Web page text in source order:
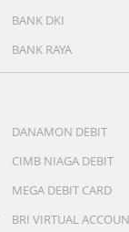
BANK DKI
BANK RAYA
DANAMON DEBIT
CIMB NIAGA DEBIT
MEGA DEBIT CARD
BRI VIRTUAL